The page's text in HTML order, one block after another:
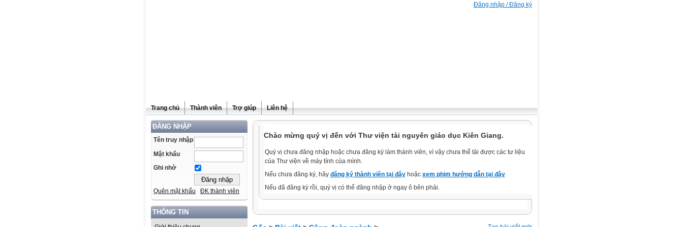
Đăng nhập / Đăng ký
Trang chủ Thành viên Trợ giúp Liên hệ
ĐĂNG NHẬP
Tên truy nhập
Mật khẩu
Ghi nhớ
Quên mật khẩu ĐK thành viên
THÔNG TIN
Chào mừng quý vị đến với Thư viện tài nguyên giáo dục Kiên Giang.
Quý vị chưa đăng nhập hoặc chưa đăng ký làm thành viên, vì vậy chưa thể tải được các tư liệu
của Thư viện về máy tính của mình.
Nếu chưa đăng ký, hãy đăng ký thành viên tại đây hoặc xem phim hướng dẫn tại đây
Nếu đã đăng ký rồi, quý vị có thể đăng nhập ở ngay ô bên phải.